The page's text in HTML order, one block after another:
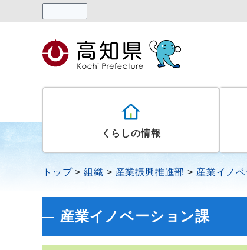
くらしの情報
トップ 組織 産業振興推進部 産業イノ
産業イノベーション課